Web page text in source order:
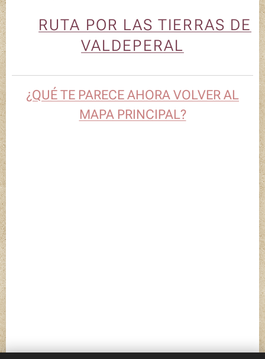
RUTA POR LAS TIERRAS DE
VALDEPERAL
¿QUÉ TE PARECE AHORA VOLVER AL
MAPA PRINCIPAL?